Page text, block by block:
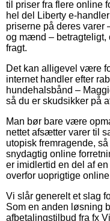
til priser fra flere online
hel del Liberty e-
priserne på deres varer
og mænd – betragteligt,
fragt.
Det kan alligevel være
internet handler efter
hundehalsbånd –
så du er skudsikker på
Man bør bare være
nettet afsætter varer til
utopisk fremragende,
snydagtig online
er imidlertid en del af
overfor uoprigtige
Vi slår generelt et slag
Som en anden løsning
afbetalingstilbud fra fx